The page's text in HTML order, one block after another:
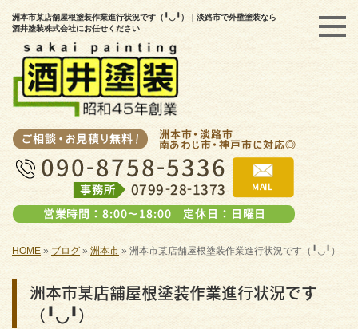
洲本市某店舗屋根塗装作業進行状況です（╹◡╹）｜淡路市で外壁塗装なら
酒井塗装株式会社にお任せください
HOME » ブログ» 洲本市 » 洲本市某店舗屋根塗装作業進行状況です（╹◡╹）
洲本市某店舗屋根塗装作業進行状況です
（╹◡╹）